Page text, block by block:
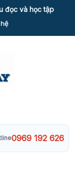
đọc và học tập
0969 192 626